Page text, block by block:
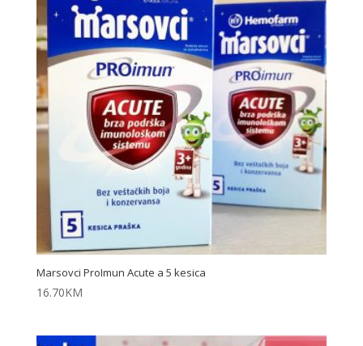
Marsovci ProImun Acute a 5 kesica
16.70KM